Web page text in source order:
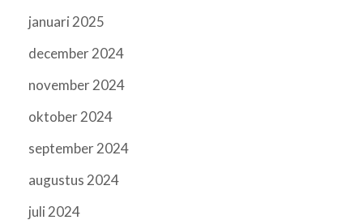
januari 2025
december 2024
november 2024
oktober 2024
september 2024
augustus 2024
juli 2024